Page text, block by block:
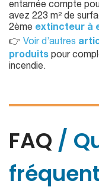
entamée compte
avez 223 m² de
2ème extincteur à
👉 Voir d’autres
produits pour
incendie.
FAQ /